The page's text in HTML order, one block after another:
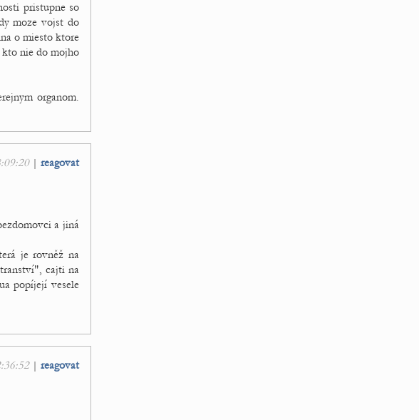
pristupne so
moze vojst do
o miesto ktore
nie do mojho
organom.
| reagovat
a jiná
je rovněž na
cajti na
popíjejí vesele
| reagovat